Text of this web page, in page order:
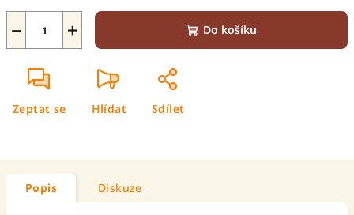
+
− Do košíku
Zeptat se Hlídat Sdílet
Popis Diskuze